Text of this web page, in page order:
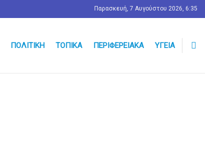
Παρασκευή, 7 Αυγούστου 2026, 6:35
ΠΟΛΙΤΙΚΉ ΤΟΠΙΚΆ ΠΕΡΙΦΕΡΕΙΑΚΆ ΥΓΕΊΑ